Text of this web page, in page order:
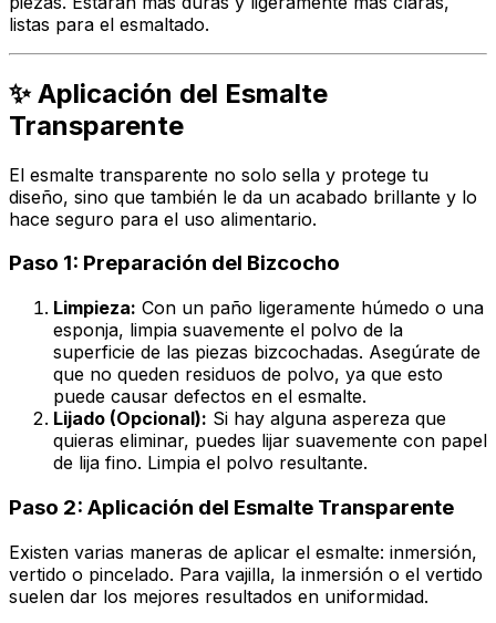
listas para el esmaltado.
✨ Aplicación del Esmalte
Transparente
El esmalte transparente no solo sella y protege tu
diseño, sino que también le da un acabado brillante y lo
hace seguro para el uso alimentario.
Paso 1: Preparación del Bizcocho
Limpieza: Con un paño ligeramente húmedo o una
esponja, limpia suavemente el polvo de la
superficie de las piezas bizcochadas. Asegúrate de
que no queden residuos de polvo, ya que esto
puede causar defectos en el esmalte.
Lijado (Opcional): Si hay alguna aspereza que
quieras eliminar, puedes lijar suavemente con papel
de lija fino. Limpia el polvo resultante.
Paso 2: Aplicación del Esmalte Transparente
Existen varias maneras de aplicar el esmalte: inmersión,
vertido o pincelado. Para vajilla, la inmersión o el vertido
suelen dar los mejores resultados en uniformidad.